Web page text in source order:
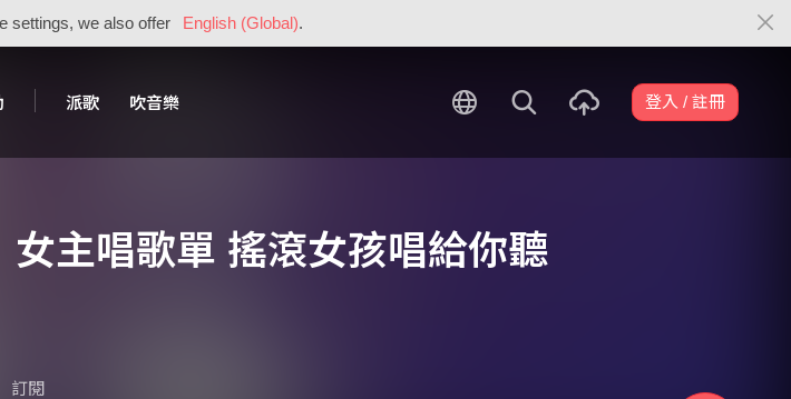
settings, we also offer English (Global).
派歌 吹音樂 登入 / 註冊
女主唱歌單 搖滾女孩唱給你聽
訂閱